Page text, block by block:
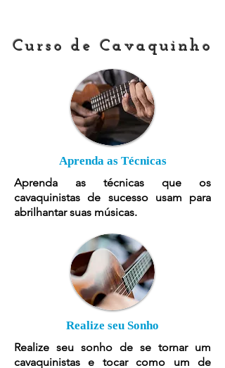
Curso de Cavaquinho
Aprenda as Técnicas
Aprenda as técnicas que os
cavaquinistas de sucesso usam para
abrilhantar suas músicas.
Realize seu Sonho
Realize seu sonho de se tornar um
cavaquinistas e tocar como um de